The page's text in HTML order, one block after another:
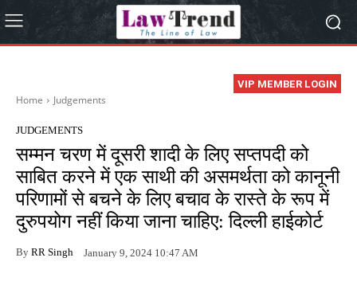
VIP MEMBER LOGIN
Home Judgements
JUDGEMENTS
सम्मन चरण में दूसरी शादी के लिए सप्तपदी को
साबित करने में एक साथी की असमर्थता को कानूनी
परिणामों से बचने के लिए बचाव के रास्ते के रूप में
दुरुपयोग नहीं किया जाना चाहिए: दिल्ली हाईकोर्ट
By RR Singh January 9, 2024 10:47 AM